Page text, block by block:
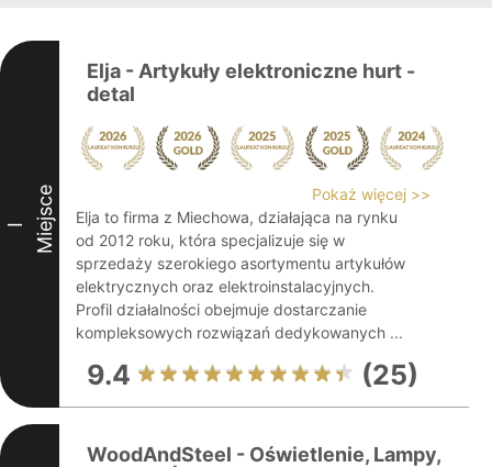
I Miejsce
Elja - Artykuły elektroniczne hurt -
detal
Pokaż więcej >>
Elja to firma z Miechowa, działająca na rynku
od 2012 roku, która specjalizuje się w
sprzedaży szerokiego asortymentu artykułów
elektrycznych oraz elektroinstalacyjnych.
Profil działalności obejmuje dostarczanie
kompleksowych rozwiązań dedykowanych ...
9.4 (25)
WoodAndSteel - Oświetlenie, Lampy,